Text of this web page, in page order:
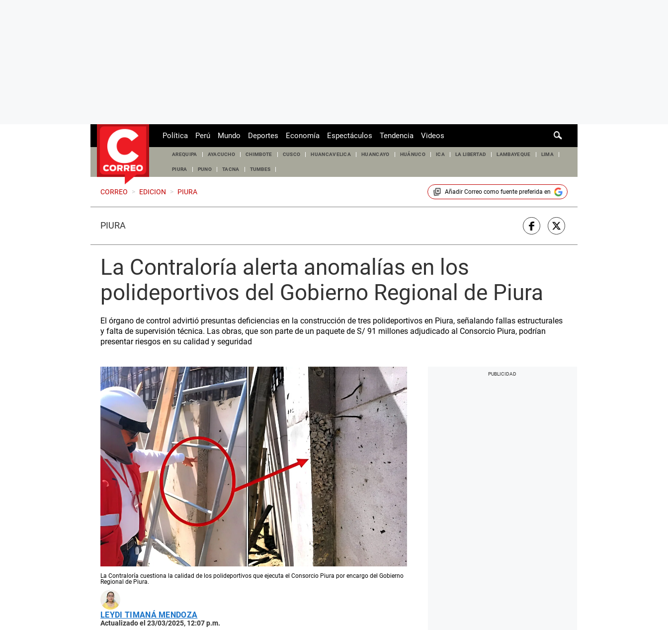
de
Política Perú Mundo Deportes Economía Espectáculos Tendencia Videos
AREQUIPA AYACUCHO CHIMBOTE CUSCO HUANCAVELICA HUANCAYO HUÁNUCO ICA LA LIBERTAD LAMBAYEQUE LIMA
PIURA PUNO TACNA TUMBES
CORREO > EDICION > PIURA Añadir Correocomo fuente preferida en
PIURA
La Contraloría alerta anomalías en los
polideportivos del Gobierno Regional de Piura
El órgano de control advirtió presuntas deficiencias en la construcción de tres polideportivos en Piura, señalando fallas estructurales
y falta de supervisión técnica. Las obras, que son parte de un paquete de S/ 91 millones adjudicado al Consorcio Piura, podrían
presentar riesgos en su calidad y seguridad
La Contraloría cuestiona la calidad de los polideportivos que ejecuta el Consorcio Piura por encargo del Gobierno
Regional de Piura.
LEYDI TIMANÁ MENDOZA
Actualizado el 23/03/2025, 12:07 p.m.